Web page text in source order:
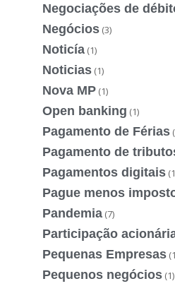
Negociações de
Negócios (3)
Noticía (1)
Noticias (1)
Nova MP (1)
Open banking (1)
Pagamento de Férias
Pagamento de
Pagamentos digitais
Pague menos
Pandemia (7)
Participação
Pequenas Empresas
Pequenos negócios (1)